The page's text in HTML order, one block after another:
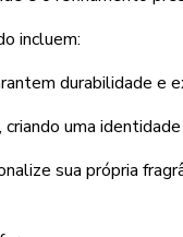
incluem:
durabilidade e
uma
sua própria